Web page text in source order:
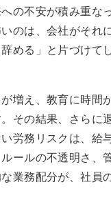
の不安が積み重な
のは、会社がそれ
める」と片づけて
増え、教育に時間
その結果、さらに
労務リスクは、給
ールの不透明さ、
業務配分が、社員